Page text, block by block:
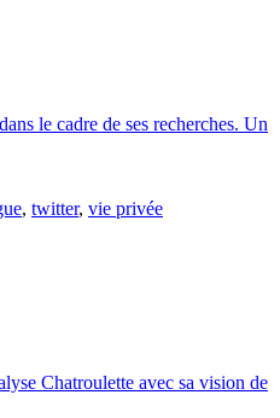
le cadre de ses recherches. Un
, twitter, vie privée
Chatroulette avec sa vision de